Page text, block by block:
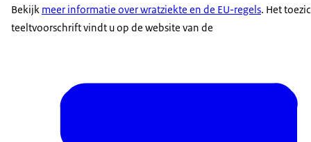
Bekijk meer informatie over wratziekte en de EU-regels. Het
teeltvoorschrift vindt u op de website van de